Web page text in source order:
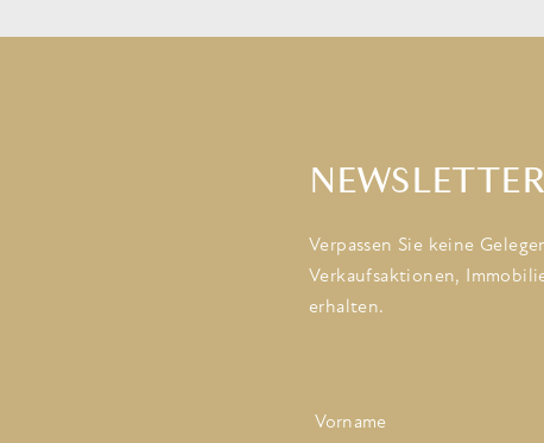
NEWSLETTER
Verpassen Sie keine
Verkaufsaktionen,
erhalten.